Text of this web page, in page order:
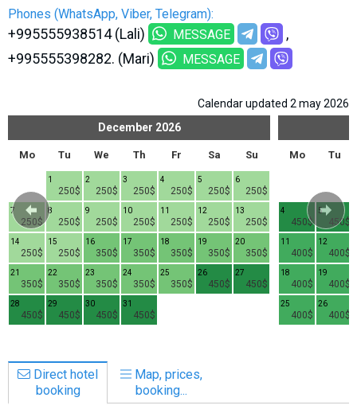
Phones (WhatsApp, Viber, Telegram):
+995555938514 (Lali) MESSAGE
+995555398282. (Mari) MESSAGE
Calendar updated 2 may 2026
December 2026
Mo Tu We Th Fr Sa Su
250$
1
250$
2
250$
3
250$
4
250$
5
250$
6
250$
7
250$
8
250$
9
250$
10
250$
11
250$
12
250$
13
250$
14
250$
15
350$
16
350$
17
350$
18
350$
19
350$
20
350$
21
350$
22
350$
23
350$
24
350$
25
450$
26
450$
27
450$
28
450$
29
450$
30
450$
31
Mo Tu
450$
4
450$
5
400$
11
400$
12
400$
18
400$
19
400$
25
400$
26
Direct hotel
booking
Map, prices,
booking...